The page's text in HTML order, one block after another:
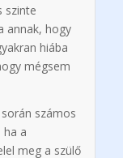
szinte
annak, hogy
hiába
mégsem
számos
ha a
meg a szülő